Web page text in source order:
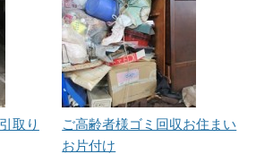
取り
ご高齢者様ゴミ回収お住まい
お片付け